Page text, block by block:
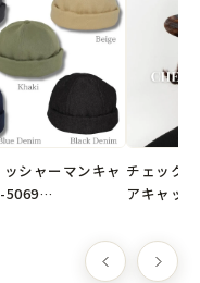
シャーマンキャ
5069…
チェック
アキャッ